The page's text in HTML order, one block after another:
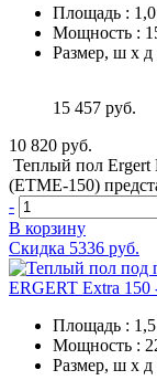
Площадь :
Мощность :
Размер, ш х д
15 457 руб.
10 820 руб.
Теплый пол
(ETME-150)
-
В корзину
Скидка 5336 руб.
ERGERT Extra 150
Площадь :
Мощность :
Размер, ш х д